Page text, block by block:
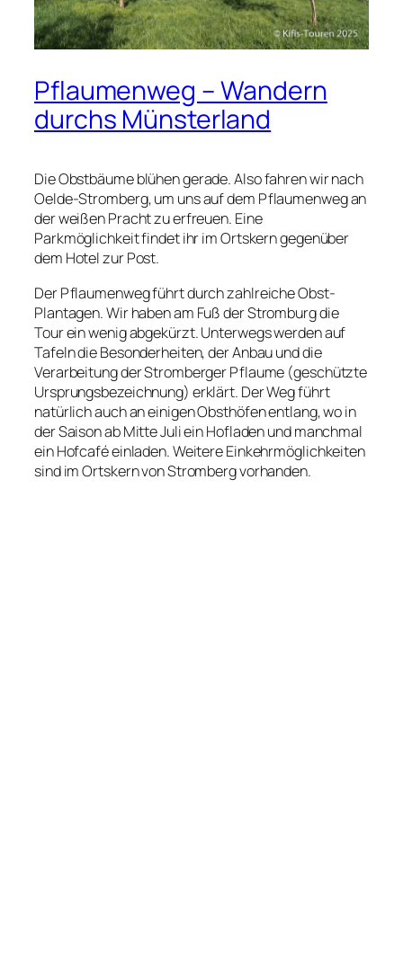
Pflaumenweg – Wandern
durchs Münsterland
Die Obstbäume blühen gerade. Also fahren wir nach
Oelde-Stromberg, um uns auf dem Pflaumenweg an
der weißen Pracht zu erfreuen. Eine
Parkmöglichkeit findet ihr im Ortskern gegenüber
dem Hotel zur Post.
Der Pflaumenweg führt durch zahlreiche Obst-
Plantagen. Wir haben am Fuß der Stromburg die
Tour ein wenig abgekürzt. Unterwegs werden auf
Tafeln die Besonderheiten, der Anbau und die
Verarbeitung der Stromberger Pflaume (geschützte
Ursprungsbezeichnung) erklärt. Der Weg führt
natürlich auch an einigen Obsthöfen entlang, wo in
der Saison ab Mitte Juli ein Hofladen und manchmal
ein Hofcafé einladen. Weitere Einkehrmöglichkeiten
sind im Ortskern von Stromberg vorhanden.